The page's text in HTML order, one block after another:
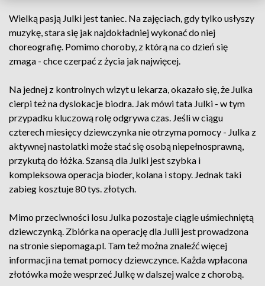
Wielką pasją Julki jest taniec. Na zajęciach, gdy tylko usłyszy
muzykę, stara się jak najdokładniej wykonać do niej
choreografię. Pomimo choroby, z którą na co dzień się
zmaga - chce czerpać z życia jak najwięcej.
Na jednej z kontrolnych wizyt u lekarza, okazało się, że Julka
cierpi też na dyslokacje biodra. Jak mówi tata Julki - w tym
przypadku kluczową rolę odgrywa czas. Jeśli w ciągu
czterech miesięcy dziewczynka nie otrzyma pomocy - Julka z
aktywnej nastolatki może stać się osobą niepełnosprawną,
przykutą do łóżka. Szansą dla Julki jest szybka i
kompleksowa operacja bioder, kolana i stopy. Jednak taki
zabieg kosztuje 80 tys. złotych.
Mimo przeciwności losu Julka pozostaje ciągle uśmiechniętą
dziewczynką. Zbiórka na operację dla Julii jest prowadzona
na stronie siepomaga.pl. Tam też można znaleźć więcej
informacji na temat pomocy dziewczynce. Każda wpłacona
złotówka może wesprzeć Julkę w dalszej walce z chorobą.